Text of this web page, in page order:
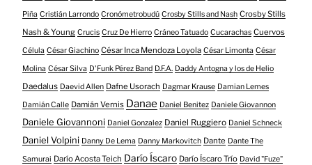
Piña Cristián Larrondo Cronómetrobudú Crosby Stills and Nash Crosby Stills
Nash & Young Crucis Cruz De Hierro Cráneo Tatuado Cucarachas Cuervos
Célula César Giachino César Inca Mendoza Loyola César Limonta César
Molina César Silva D'Funk Pérez Band D.F.A. Daddy Antogna y los de Helio
Daedalus Daevid Allen Dafne Usorach Dagmar Krause Damian Lemes
Damián Calle Damián Vernis Danae Daniel Benitez Daniele Giovannon
Daniele Giovannoni Daniel Gonzalez Daniel Ruggiero Daniel Schneck
Daniel Volpini Danny De Lema Danny Markovitch Dante Dante The
Samurai Darío Acosta Teich Darío Íscaro Darío Íscaro Trío David "Fuze"